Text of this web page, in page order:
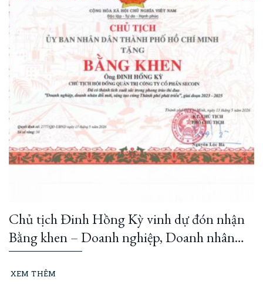
Chủ tịch Đinh Hồng Kỳ vinh dự đón nhận
Bằng khen – Doanh nghiệp, Doanh nhân
đổi mới, sáng tạo cùng Thành phố phát
triển giai đoạn 2023–2025
XEM THÊM